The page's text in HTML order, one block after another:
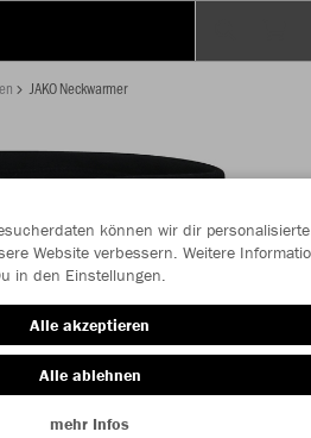
JAKO Neckwarmer
können wir dir personalisierte
Website verbessern. Weitere
in den Einstellungen.
Alle akzeptieren
Alle ablehnen
mehr Infos